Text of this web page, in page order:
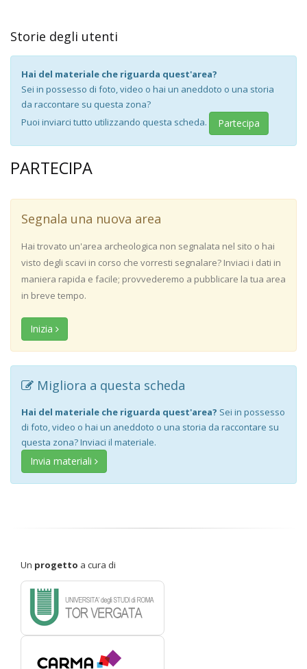
Storie degli utenti
Hai del materiale che riguarda quest'area?
Sei in possesso di foto, video o hai un aneddoto o una storia
da raccontare su questa zona?
Puoi inviarci tutto utilizzando questa scheda.
Partecipa
PARTECIPA
Segnala una nuova area
Hai trovato un'area archeologica non segnalata nel sito o hai
visto degli scavi in corso che vorresti segnalare? Inviaci i dati in
maniera rapida e facile; provvederemo a pubblicare la tua area
in breve tempo.
Inizia
Migliora a questa scheda
Hai del materiale che riguarda quest'area? Sei in possesso
di foto, video o hai un aneddoto o una storia da raccontare su
questa zona? Inviaci il materiale.
Invia materiali
Un progetto a cura di